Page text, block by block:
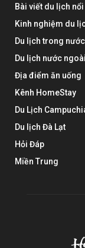
Bài viết du lịch
Kinh nghiệm du
Du lịch trong nước
Du lịch nước ngoài
Địa điểm ăn uống
Kênh HomeStay
Du Lịch
Du lịch Đà Lạt
Hỏi Đáp
Miền Trung